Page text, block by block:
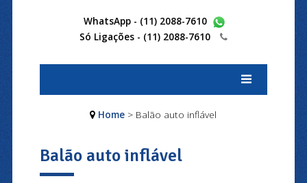
WhatsApp - (11) 2088-7610
Só Ligações - (11) 2088-7610
Home > Balão auto inflável
Balão auto inflável